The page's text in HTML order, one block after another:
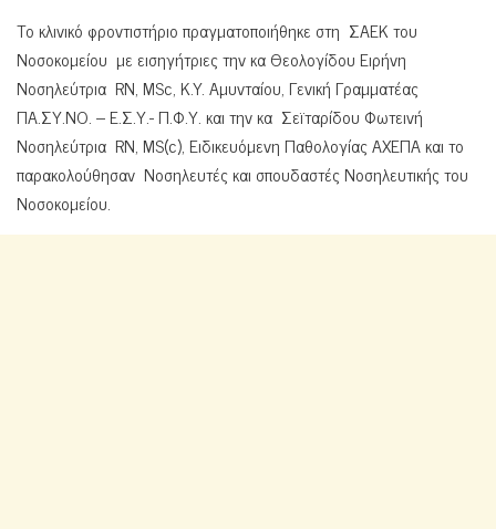
Το κλινικό φροντιστήριο πραγματοποιήθηκε στη ΣΑΕΚ του
Νοσοκομείου με εισηγήτριες την κα Θεολογίδου Ειρήνη
Νοσηλεύτρια RN, MSc, K.Y. Aμυνταίου, Γενική Γραμματέας
ΠΑ.ΣΥ.ΝΟ. – Ε.Σ.Υ.- Π.Φ.Υ. και την κα Σεϊταρίδου Φωτεινή
Νοσηλεύτρια RN, MS(c), Ειδικευόμενη Παθολογίας ΑΧΕΠΑ και το
παρακολούθησαν Νοσηλευτές και σπουδαστές Νοσηλευτικής του
Νοσοκομείου.